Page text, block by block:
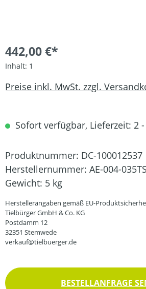
442,00 €*
Inhalt: 1
Preise inkl. MwSt. zzgl.
Sofort verfügbar, Lieferzeit: 2 -
Produktnummer: DC-100012537
Herstellernummer: AE-004-035TS
Gewicht: 5 kg
Herstellerangaben gemäß EU-
Tielbürger GmbH & Co. KG
Postdamm 12
32351 Stemwede
verkauf@tielbuerger.de
BESTELLANFRAGE